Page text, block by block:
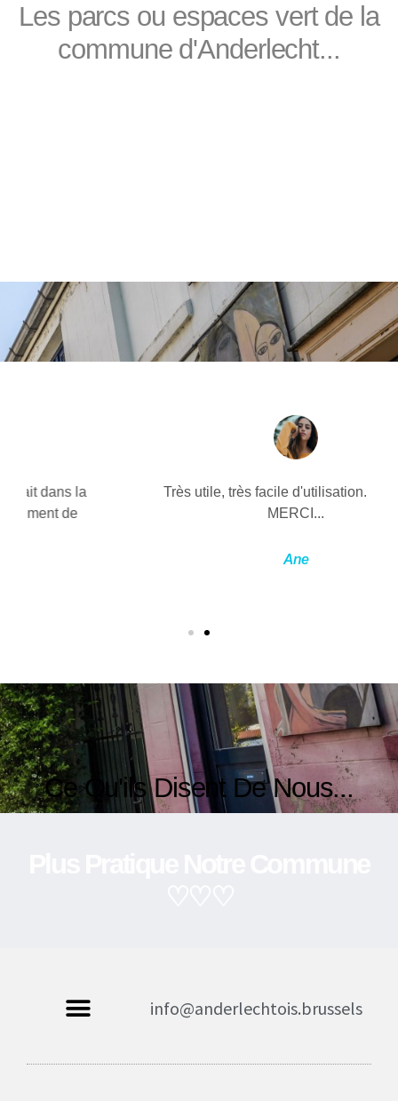
Les parcs ou espaces vert de la
commune d'Anderlecht...
Très utile, très facile d'utilisation. Un grand
Ce Qu'ils Disent De Nous...
info@anderlechtois.brussels